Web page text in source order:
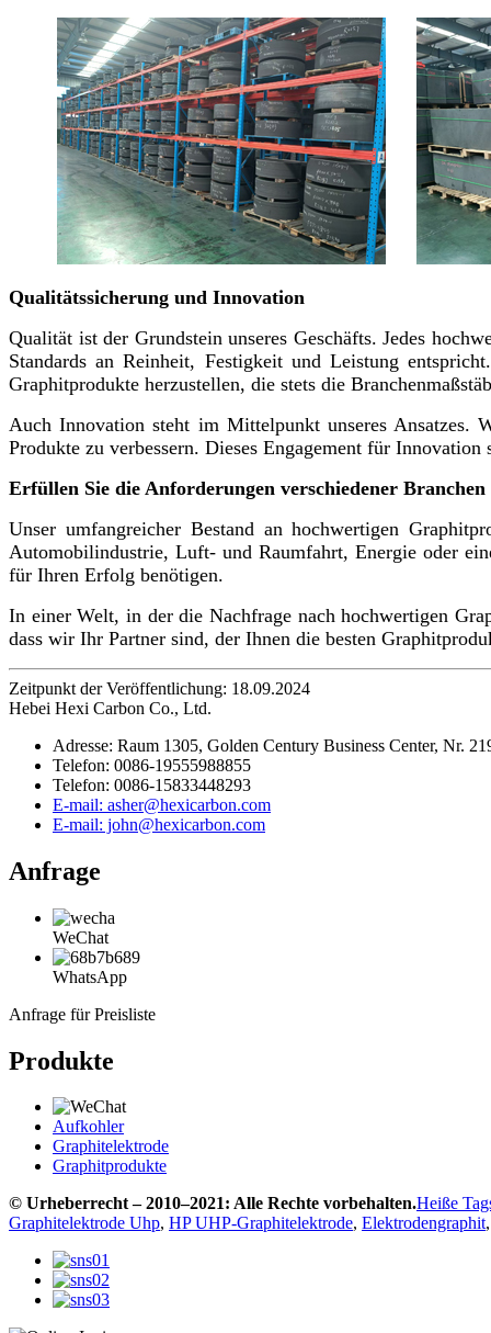
Qualitätssicherung und Innovation
Qualität ist der Grundstein unseres Geschäfts. Jedes
Standards an Reinheit, Festigkeit und Leistung
Graphitprodukte herzustellen, die stets die
Auch Innovation steht im Mittelpunkt unseres Ansatzes.
Produkte zu verbessern. Dieses Engagement für
Erfüllen Sie die Anforderungen verschiedener Branchen
Unser umfangreicher Bestand an hochwertigen
Automobilindustrie, Luft- und Raumfahrt, Energie oder
für Ihren Erfolg benötigen.
In einer Welt, in der die Nachfrage nach hochwertigen
dass wir Ihr Partner sind, der Ihnen die besten
Zeitpunkt der Veröffentlichung: 18.09.2024
Hebei Hexi Carbon Co., Ltd.
Adresse: Raum 1305, Golden Century Business Center, Nr.
Telefon: 0086-19555988855
Telefon: 0086-15833448293
E-mail: asher@hexicarbon.com
E-mail: john@hexicarbon.com
Anfrage
WeChat
WhatsApp
Anfrage für Preisliste
Produkte
Aufkohler
Graphitelektrode
Graphitprodukte
© Urheberrecht – 2010–2021: Alle Rechte vorbehalten.Heiße
Graphitelektrode Uhp, HP UHP-Graphitelektrode, Elektrodengraphit